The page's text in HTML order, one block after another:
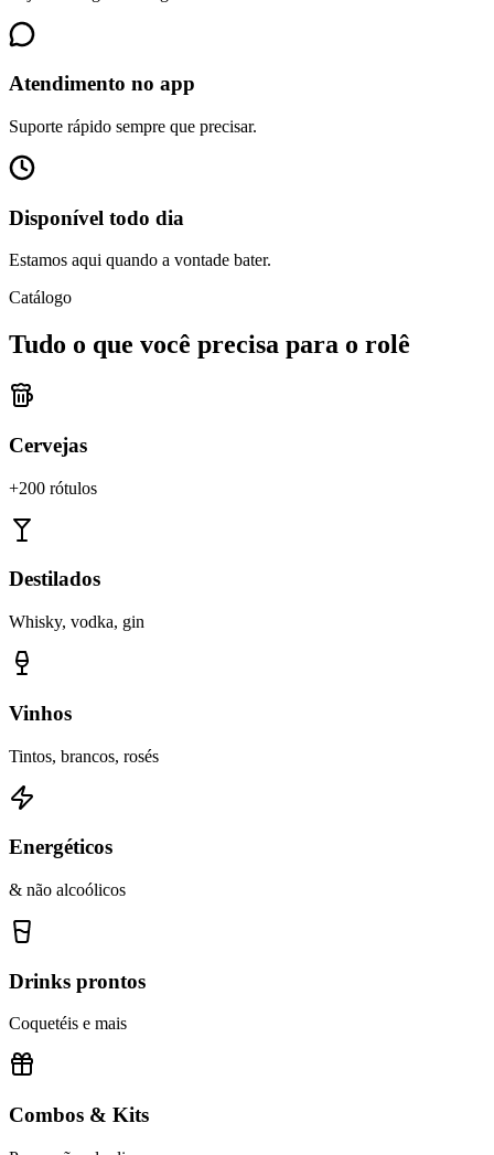
Atendimento no app
Suporte rápido sempre que precisar.
Disponível todo dia
Estamos aqui quando a vontade bater.
Catálogo
Tudo o que você precisa para o rolê
Cervejas
+200 rótulos
Destilados
Whisky, vodka, gin
Vinhos
Tintos, brancos, rosés
Energéticos
& não alcoólicos
Drinks prontos
Coquetéis e mais
Combos & Kits